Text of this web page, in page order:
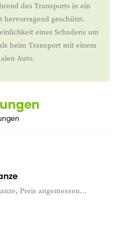
des Transports in ein
hervorragend geschützt.
eines Schadens um
beim Transport mit einem
Auto.
Preis angemessen...